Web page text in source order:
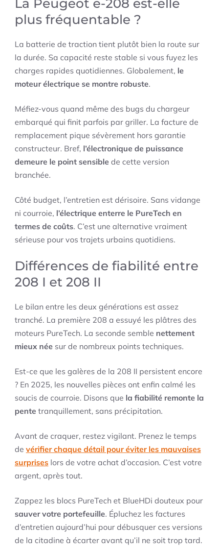
La Peugeot e-208 est-elle
plus fréquentable ?
La batterie de traction tient plutôt bien la route sur
la durée. Sa capacité reste stable si vous fuyez les
charges rapides quotidiennes. Globalement, le
moteur électrique se montre robuste.
Méfiez-vous quand même des bugs du chargeur
embarqué qui finit parfois par griller. La facture de
remplacement pique sévèrement hors garantie
constructeur. Bref, l’électronique de puissance
demeure le point sensible de cette version
branchée.
Côté budget, l’entretien est dérisoire. Sans vidange
ni courroie, l’électrique enterre le PureTech en
termes de coûts. C’est une alternative vraiment
sérieuse pour vos trajets urbains quotidiens.
Différences de fiabilité entre
208 I et 208 II
Le bilan entre les deux générations est assez
tranché. La première 208 a essuyé les plâtres des
moteurs PureTech. La seconde semble nettement
mieux née sur de nombreux points techniques.
Est-ce que les galères de la 208 II persistent encore
? En 2025, les nouvelles pièces ont enfin calmé les
soucis de courroie. Disons que la fiabilité remonte la
pente tranquillement, sans précipitation.
Avant de craquer, restez vigilant. Prenez le temps
de vérifier chaque détail pour éviter les mauvaises
surprises lors de votre achat d’occasion. C’est votre
argent, après tout.
Zappez les blocs PureTech et BlueHDi douteux pour
sauver votre portefeuille. Épluchez les factures
d’entretien aujourd’hui pour débusquer ces versions
de la citadine à écarter avant qu’il ne soit trop tard.